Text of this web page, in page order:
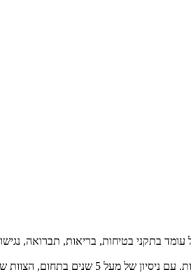
בתקני בטיחות, בריאות, תברואה,
, מתמחים בליווי אישי ומקצועי לבעלי עסקים המעוניינים להבין את החוק, לעמוד